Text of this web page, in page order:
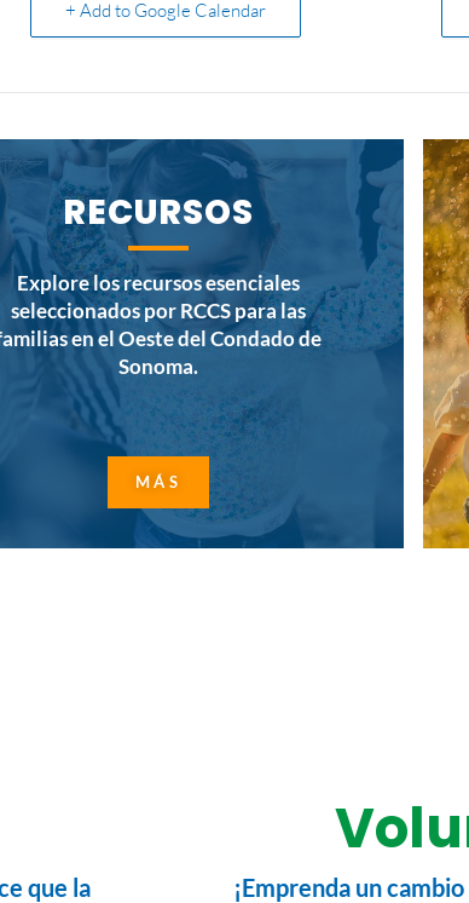
+ Add to Google Calendar
RECURSOS
Explore los recursos esenciales
seleccionados por RCCS para las
en el Oeste del Condado de
Sonoma.
MÁS
que la
¡Emprenda un